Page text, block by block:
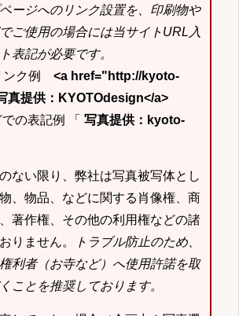
ージへのリンク設置を、印刷物や
ご使用の場合には当サイトURL入
表記が必要です。
ンク例 <a href="http://kyoto-
真提供：KYOTOdesign</a>
の表記例 「 写真提供：kyoto-
ない限り、弊社は写真被写体とし
、物品、などに関する肖像権、商
著作権、その他の利用権などの諸
りません。
トラブル防止のため、
利者（お寺など）へ使用許諾を取
ことを推奨しております。